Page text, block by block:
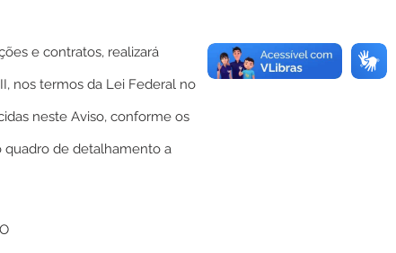
e contratos, realizará
nos termos da Lei Federal no
neste Aviso, conforme os
quadro de detalhamento a